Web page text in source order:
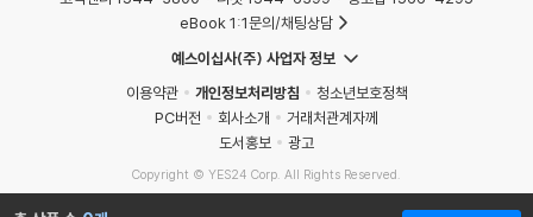
eBook 1:1문의/채팅상담
예스이십사(주) 사업자 정보
이용약관
개인정보처리방침
청소년보호정책
PC버전
회사소개
거래처관계자께
도서홍보
광고
Copyright © YES24 Corp. All Rights Reserved.
MATOM4